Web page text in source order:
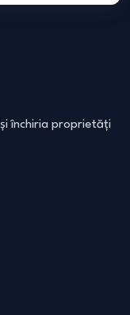
închiria proprietăți